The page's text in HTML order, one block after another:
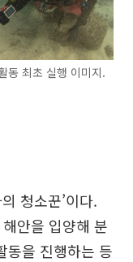
동 최초 실행 이미지.
청소꾼’이다.
안을 입양해 분
동을 진행하는 등